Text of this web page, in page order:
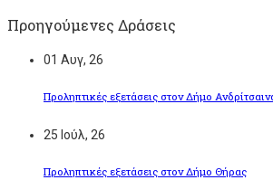
Προηγούμενες Δράσεις
01 Αυγ, 26
Προληπτικές εξετάσεις στον Δήμο
25 Ιούλ, 26
Προληπτικές εξετάσεις στον Δήμο Θήρας